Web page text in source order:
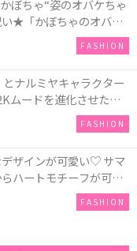
ぼちゃ“姿のオバケちゃ
★「かぼちゃのオバケ
！Q-pot CAFE.では
レート」も登場
FASHION
ナルミヤキャラクター
ムードを進化させた新
FASHION
ザインが可愛い♡ サマ
ハートモチーフが可愛
FASHION